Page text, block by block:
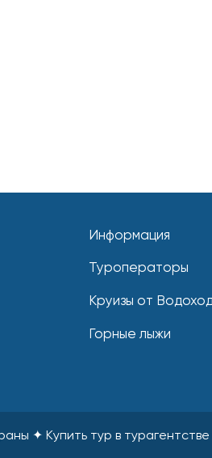
Информация
Туроператоры
Круизы от
Горные лыжи
✦ Купить тур в